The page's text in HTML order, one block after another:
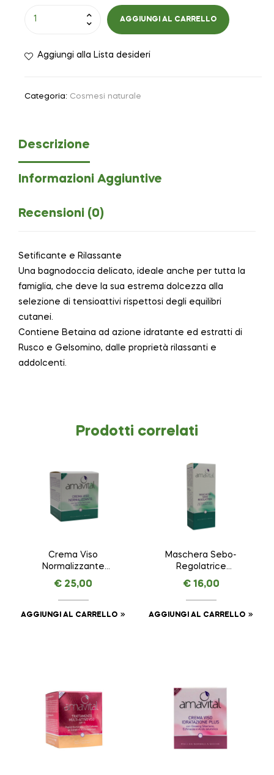
AGGIUNGI AL CARRELLO
Aggiungi alla Lista desideri
Categoria: Cosmesi naturale
Descrizione
Informazioni Aggiuntive
Recensioni (0)
Setificante e Rilassante
Una bagnodoccia delicato, ideale anche per tutta la
famiglia, che deve la sua estrema dolcezza alla
selezione di tensioattivi rispettosi degli equilibri
cutanei.
Contiene Betaina ad azione idratante ed estratti di
Rusco e Gelsomino, dalle proprietà rilassanti e
addolcenti.
Prodotti correlati
Crema Viso
Normalizzante
AMAVITAL da 50 ml
€ 25,00
AGGIUNGI AL CARRELLO
Maschera Sebo-
Regolatrice
AMAVITAL da 100 ml
€16,00
AGGIUNGI AL CARRELLO